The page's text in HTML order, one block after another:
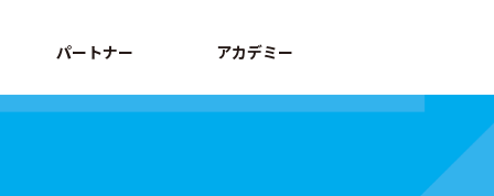
パートナー アカデミー